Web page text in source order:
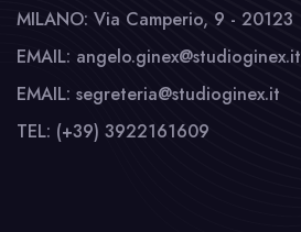
MILANO: Via Camperio, 9 - 20123
EMAIL: angelo.ginex@studioginex.it
EMAIL: segreteria@studioginex.it
TEL: (+39) 3922161609